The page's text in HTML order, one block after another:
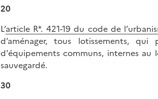
20
L’article R*. 421-19 du code de
d’aménager, tous lotissements,
d'équipements communs, internes au
sauvegardé.
30